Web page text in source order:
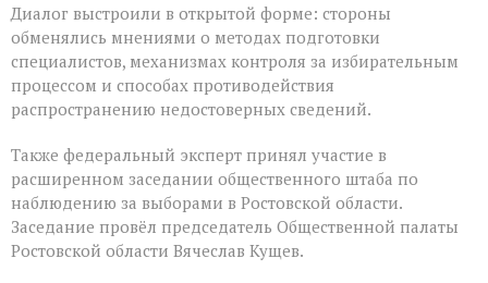
Диалог выстроили в открытой форме: стороны
обменялись мнениями о методах подготовки
специалистов, механизмах контроля за избирательным
процессом и способах противодействия
распространению недостоверных сведений.
Также федеральный эксперт принял участие в
расширенном заседании общественного штаба по
наблюдению за выборами в Ростовской области.
Заседание провёл председатель Общественной палаты
Ростовской области Вячеслав Кущев.